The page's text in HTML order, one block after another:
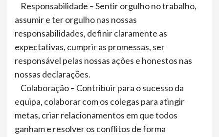
Responsabilidade – Sentir orgulho no trabalho,
assumir e ter orgulho nas nossas
responsabilidades, definir claramente as
expectativas, cumprir as promessas, ser
responsável pelas nossas ações e honestos nas
nossas declarações.
Colaboração – Contribuir para o sucesso da
equipa, colaborar com os colegas para atingir
metas, criar relacionamentos em que todos
ganham e resolver os conflitos de forma